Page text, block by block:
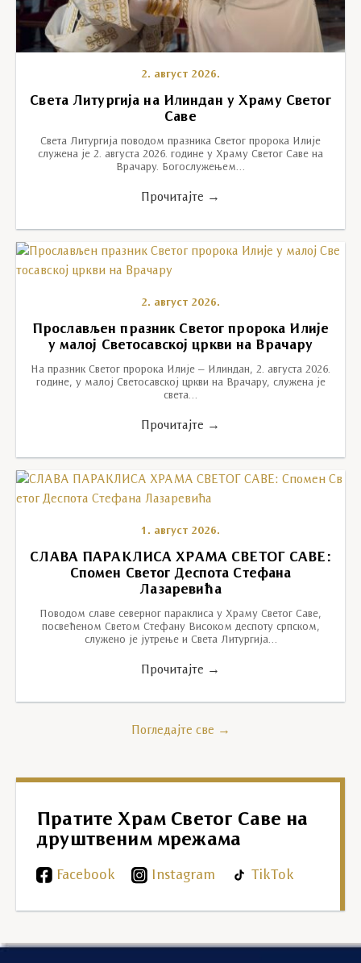
2. август 2026.
Света Литургија на Илиндан у Храму Светог
Саве
Света Литургија поводом празника Светог пророка Илије
служена је 2. августа 2026. године у Храму Светог Саве на
Врачару. Богослужењем…
Прочитајте →
2. август 2026.
Прослављен празник Светог пророка Илије
у малој Светосавској цркви на Врачару
На празник Светог пророка Илије – Илиндан, 2. августа 2026.
године, у малој Светосавској цркви на Врачару, служена је
света…
Прочитајте →
1. август 2026.
СЛАВА ПАРАКЛИСА ХРАМА СВЕТОГ САВЕ:
Спомен Светог Деспота Стефана
Лазаревића
Поводом славе северног параклиса у Храму Светог Саве,
посвећеном Светом Стефану Високом деспоту српском,
служено је јутрење и Света Литургија…
Прочитајте →
Погледајте све →
Пратите Храм Светог Саве на
друштвеним мрежама
Facebook Instagram TikTok